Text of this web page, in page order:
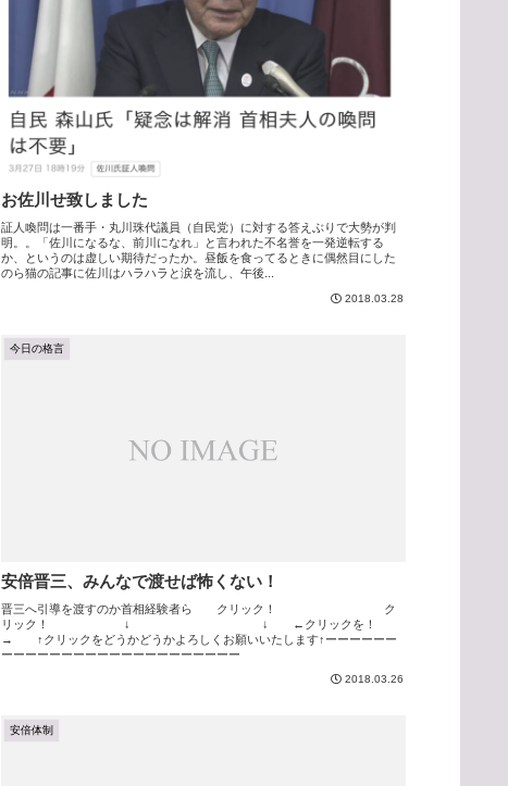
お佐川せ致しました
証人喚問は一番手・丸川珠代議員（自民党）に対する答えぶりで大勢が判
明。。「佐川になるな、前川になれ」と言われた不名誉を一発逆転する
か、というのは虚しい期待だったか。昼飯を食ってるときに偶然目にした
のら猫の記事に佐川はハラハラと涙を流し、午後...
2018.03.28
今日の格言
安倍晋三、みんなで渡せば怖くない！
晋三へ引導を渡すのか首相経験者ら クリック！ ク
リック！ ↓ ↓ ←クリックを！
→ ↑クリックをどうかどうかよろしくお願いいたします↑ーーーーーー
ーーーーーーーーーーーーーーーーーーーー
2018.03.26
安倍体制